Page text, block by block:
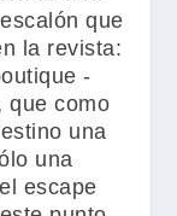
que
la revista:
-
que como
una
una
escape